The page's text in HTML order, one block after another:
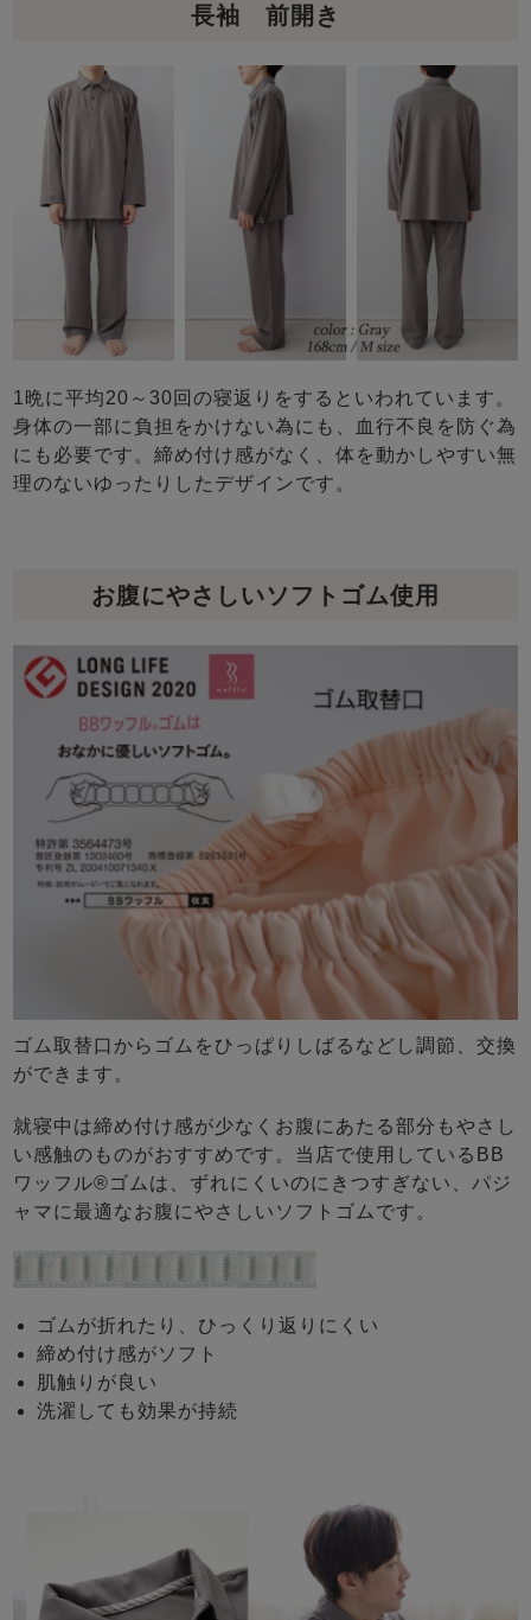
長袖 前開き
1晩に平均20～30回の寝返りをするといわれています。
身体の一部に負担をかけない為にも、血行不良を防ぐ為
にも必要です。締め付け感がなく、体を動かしやすい無
理のないゆったりしたデザインです。
お腹にやさしいソフトゴム使用
ゴム取替口からゴムをひっぱりしばるなどし調節、交換
ができます。
就寝中は締め付け感が少なくお腹にあたる部分もやさし
い感触のものがおすすめです。当店で使用しているBB
ワッフル®ゴムは、ずれにくいのにきつすぎない、パジ
ャマに最適なお腹にやさしいソフトゴムです。
ゴムが折れたり、ひっくり返りにくい
締め付け感がソフト
肌触りが良い
洗濯しても効果が持続